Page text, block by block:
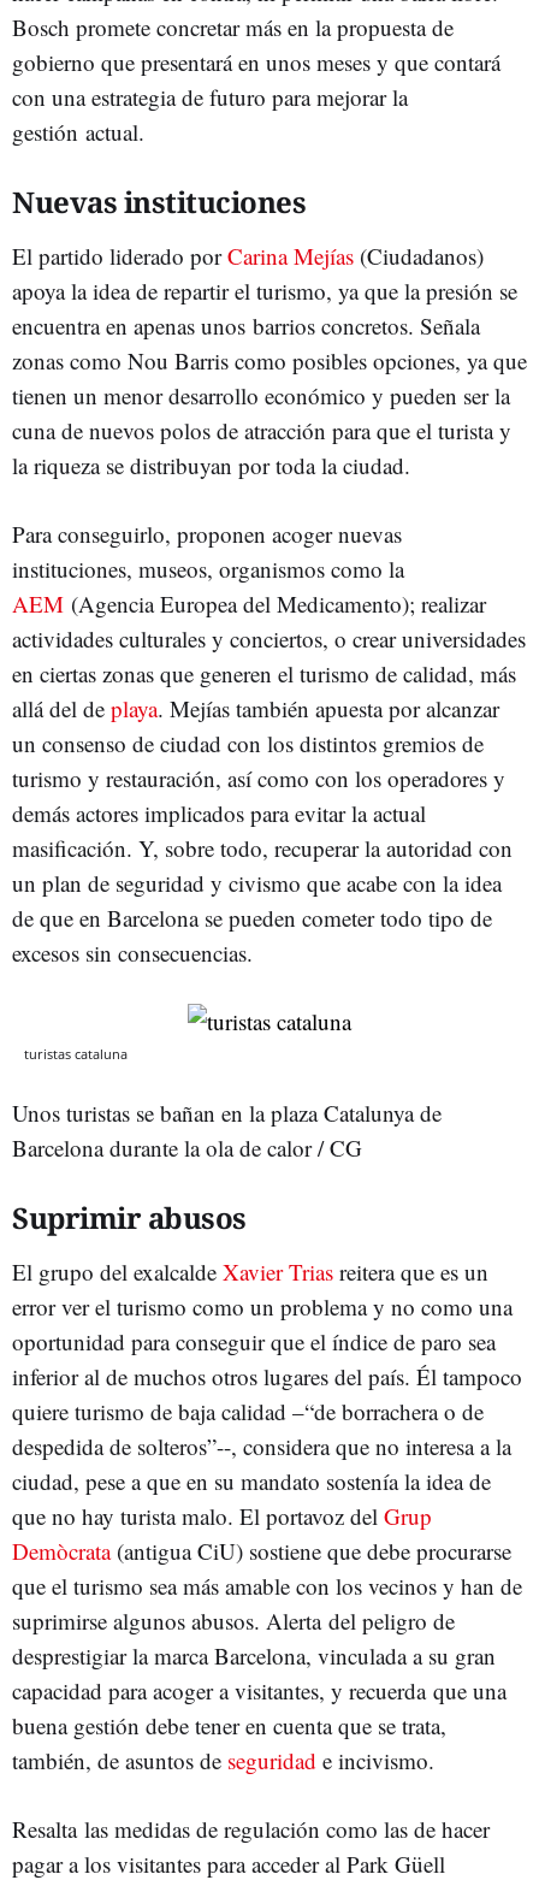
Bosch promete concretar más en la propuesta de
gobierno que presentará en unos meses y que contará
con una estrategia de futuro para mejorar la
gestión actual.
Nuevas instituciones
El partido liderado porCarina Mejías (Ciudadanos)
apoya la idea de repartir el turismo, ya que la presión se
encuentra en apenas unos barrios concretos. Señala
zonas como Nou Barris como posibles opciones, ya que
tienen un menor desarrollo económico y pueden ser la
cuna de nuevos polos de atracción para que el turista y
la riqueza se distribuyan por toda la ciudad.
Para conseguirlo, proponen acoger nuevas
instituciones, museos, organismos como la
AEM (Agencia Europea del Medicamento); realizar
actividades culturales y conciertos, o crear universidades
en ciertas zonas que generen el turismo de calidad, más
allá del de playa. Mejías también apuesta por alcanzar
un consenso de ciudad con los distintos gremios de
turismo y restauración, así como con los operadores y
demás actores implicados para evitar la actual
masificación. Y, sobre todo, recuperar la autoridad con
un plan de seguridad y civismo que acabe con la idea
de que en Barcelona se pueden cometer todo tipo de
excesos sin consecuencias.
turistas cataluna
Unos turistas se bañan en la plaza Catalunya de
Barcelona durante la ola de calor / CG
Suprimir abusos
El grupo del exalcalde Xavier Trias reitera que es un
error ver el turismo como un problema y no como una
oportunidad para conseguir que el índice de paro sea
inferior al de muchos otros lugares del país. Él tampoco
quiere turismo de baja calidad –“de borrachera o de
despedida de solteros”--, considera que no interesa a la
ciudad, pese a que en su mandato sostenía la idea de
que no hay turista malo. El portavoz del Grup
Demòcrata(antigua CiU) sostiene que debe procurarse
que el turismo sea más amable con los vecinos y han de
suprimirse algunos abusos. Alerta del peligro de
desprestigiar la marca Barcelona, vinculada a su gran
capacidad para acoger a visitantes, y recuerda que una
buena gestión debe tener en cuenta que se trata,
también, de asuntos de seguridad e incivismo.
Resalta las medidas de regulación como las de hacer
pagar a los visitantes para acceder al Park Güell